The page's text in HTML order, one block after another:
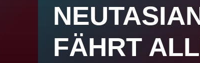
FÄHRT